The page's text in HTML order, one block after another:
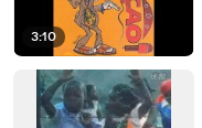
3:10